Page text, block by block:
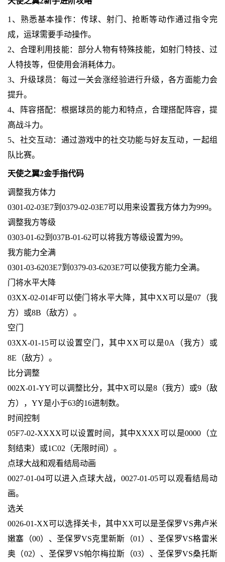
1、熟悉基本操作：传球、射门、抢断等动作通过指令完
成，运球需要手动操作。
2、合理利用技能：部分人物有特殊技能，如射门特技、过
人特技等，但使用会消耗体力。
3、升级球员：每过一关会涨经验进行升级，各方面能力会
提升。
4、阵容搭配：根据球员的能力和特点，合理搭配阵容，提
高战斗力。
5、社交互动：通过游戏中的社交功能与好友互动，一起组
队比赛。
天使之翼2金手指代码
调整我方体力
0301-02-03E7到0379-02-03E7可以用来设置我方体力为999。
调整我方等级
0303-01-62到037B-01-62可以将我方等级设置为99。
我方能力全满
0301-03-6203E7到0379-03-6203E7可以使我方能力全满。
门将水平大降
03XX-02-014F可以使门将水平大降，其中XX可以是07（我
方）或8B（敌方）。
空门
03XX-01-15可以设置空门，其中XX可以是0A（我方）或
8E（敌方）。
比分调整
002X-01-YY可以调整比分，其中X可以是8（我方）或9（敌
方），YY是小于63的16进制数。
时间控制
05F7-02-XXXX可以设置时间，其中XXXX可以是0000（立
刻结束）或1C02（无限时间）。
点球大战和观看结局动画
0027-01-04可以进入点球大战，0027-01-05可以观看结局动
画。
选关
0026-01-XX可以选择关卡，其中XX可以是圣保罗VS弗卢米
嫩塞（00）、圣保罗VS克里新斯（01）、圣保罗VS格雷米
奥（02）、圣保罗VS帕尔梅拉斯（03）、圣保罗VS桑托斯